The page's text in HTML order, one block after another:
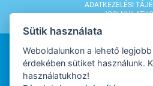
ADATKEZELÉSI
JOGI
Sütik használata
Weboldalunkon a lehető
érdekében sütiket használunk.
használatukhoz!